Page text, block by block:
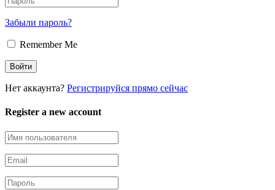
Забыли пароль?
Remember Me
Нет аккаунта? Регистрируйся прямо сейчас
Register a new account